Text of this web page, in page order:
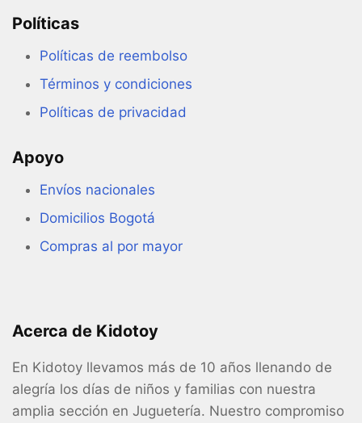
Políticas
Políticas de reembolso
Términos y condiciones
Políticas de privacidad
Apoyo
Envíos nacionales
Domicilios Bogotá
Compras al por mayor
Acerca de Kidotoy
En Kidotoy llevamos más de 10 años llenando de
alegría los días de niños y familias con nuestra
amplia sección en Juguetería. Nuestro compromiso